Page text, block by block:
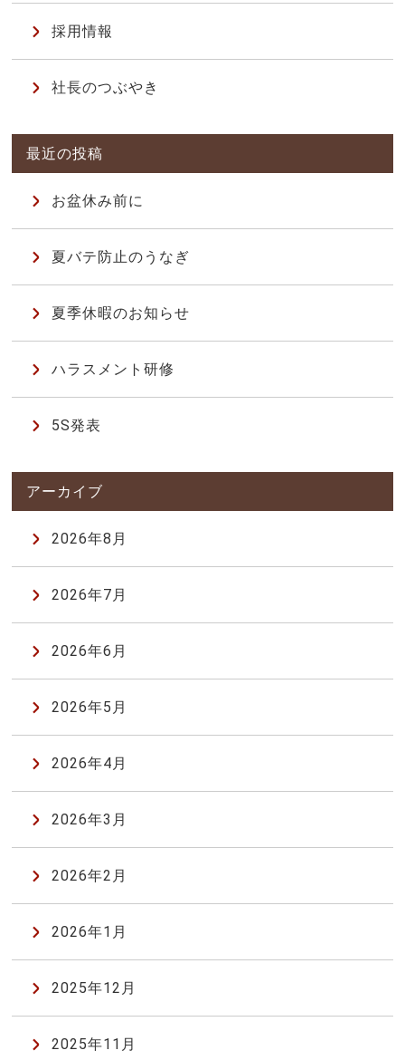
採用情報
社長のつぶやき
お盆休み前に
夏バテ防止のうなぎ
夏季休暇のお知らせ
ハラスメント研修
5S発表
2026年8月
2026年7月
2026年6月
2026年5月
2026年4月
2026年3月
2026年2月
2026年1月
2025年12月
2025年11月